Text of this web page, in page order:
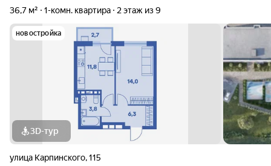
36,7 м²
1-комн. квартира 2 этаж из 9
новостройка
3D-тур
улица Карпинского,115